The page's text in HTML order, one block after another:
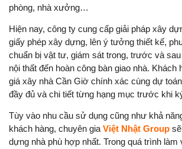
phòng, nhà xưởng…
Hiện nay, công ty cung cấp giải pháp xây
giấy phép xây dựng, lên ý tưởng thiết kế,
chuẩn bị vật tư, giám sát trong, trước và
nội thất đến hoàn công bàn giao nhà.
giá xây nhà Cần Giờ chính xác cùng dự
đầy đủ và chi tiết từng hạng mục trước khi
Tùy vào nhu cầu sử dụng cũng như khả
khách hàng, chuyên gia Việt Nhật Group
dựng nhà phù hợp nhất. Trong quá trình làm